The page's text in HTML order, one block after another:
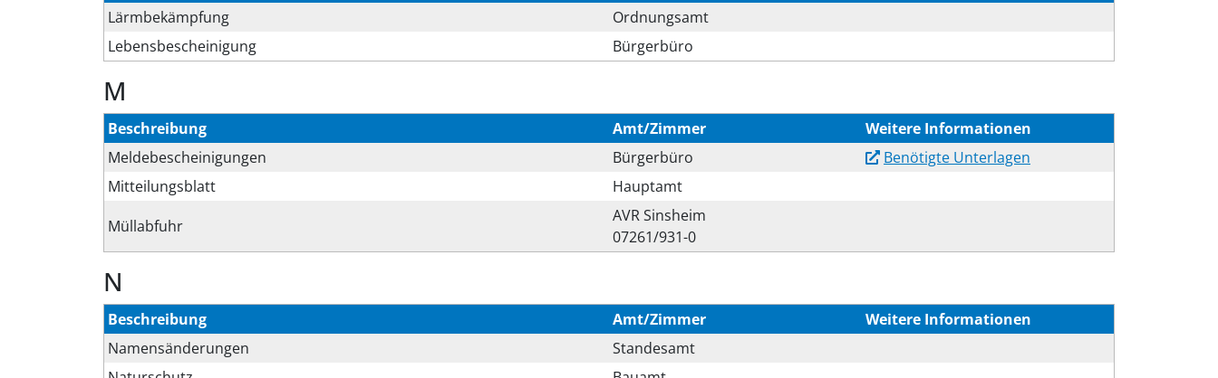
Lärmbekämpfung
Ordnungsamt
Lebensbescheinigung
Bürgerbüro
M
Beschreibung Amt/Zimmer
Weitere Informationen
Meldebescheinigungen
Bürgerbüro
Benötigte Unterlagen
Mitteilungsblatt
Hauptamt
Müllabfuhr
AVR Sinsheim
07261/931-0
N
Beschreibung Amt/Zimmer
Weitere Informationen
Namensänderungen
Standesamt